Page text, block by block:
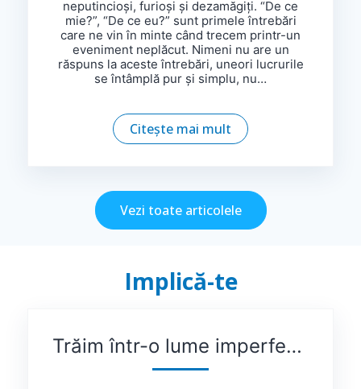
neputincioși, furioși și dezamăgiți. “De ce
mie?”, “De ce eu?” sunt primele întrebări
care ne vin în minte când trecem printr-un
eveniment neplăcut. Nimeni nu are un
răspuns la aceste întrebări, uneori lucrurile
se întâmplă pur și simplu, nu…
Citește mai mult
Vezi toate articolele
Implică-te
Trăim într-o lume imperfectă și, uneori, viață e nedreaptă